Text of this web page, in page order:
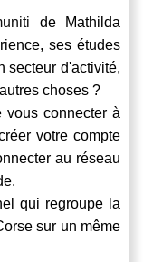
de Mathilda
ses études
secteur d'activité,
choses ?
vous connecter à
votre compte
au réseau
qui regroupe la
sur un même